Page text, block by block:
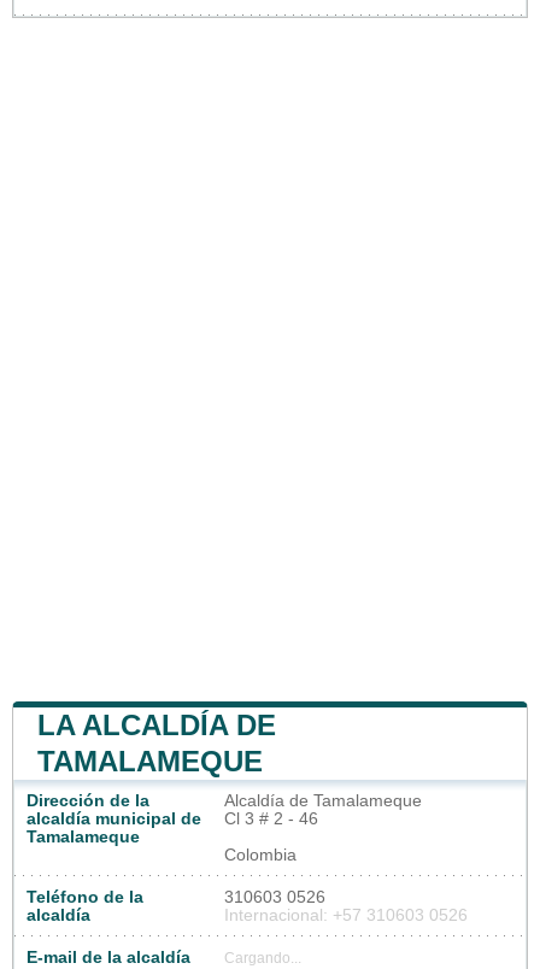
LA ALCALDÍA DE
TAMALAMEQUE
Dirección de la
alcaldía municipal de
Tamalameque
Alcaldía de Tamalameque
Cl 3 # 2 - 46
Colombia
Teléfono de la
alcaldía
310603 0526
Internacional: +57 310603 0526
E-mail de la alcaldía Cargando...